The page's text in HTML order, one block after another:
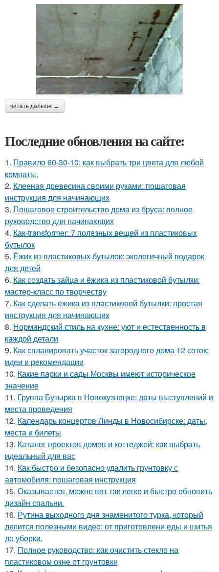
читать дальше →
Последние обновления на сайте:
1. Правило 60-30-10: как выбрать три цвета для любой
комнаты.
2. Клееная древесина своими руками: пошаговая
инструкция для начинающих
3. Пошаговое строительство дома из бруса: полное
руководство для начинающих
4. Как-transformer: 7 полезных вещей из пластиковых
бутылок
5. Ёжик из пластиковых бутылок: экологичный подарок
для детей
6. Как создать зайца и ёжика из пластиковой бутылки:
мастер-класс по творчеству
7. Как сделать ёжика из пластиковой бутылки: простая
инструкция для начинающих
8. Нормандский стиль на кухне: уют и естественность в
каждой детали
9. Как спланировать участок загородного дома 12 соток:
идеи и рекомендации
10. Какие парки и сады Москвы имеют историческое
значение
11. Группа Бутырка в Новокузнецке: даты выступлений и
места проведения
12. Календарь концертов Линды в Новосибирске: даты,
места и билеты
13. Каталог проектов домов и коттеджей: как выбрать
идеальный для вас
14. Как быстро и безопасно удалить грунтовку с
автомобиля: пошаговая инструкция
15. Оказывается, можно вот так легко и быстро обновить
дизайн спальни.
16. Рутина выходного дня знаменитого турка, который
делится полезными видео: от приготовлени еды и шитья
до уборки.
17. Полное руководство: как очистить стекло на
пластиковом окне от грунтовки